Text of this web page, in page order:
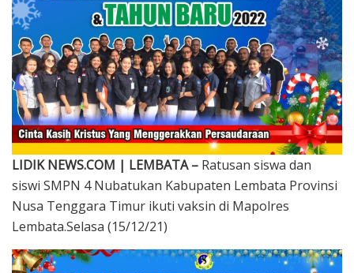
LIDIK NEWS.COM | LEMBATA – Ratusan siswa dan
siswi SMPN 4 Nubatukan Kabupaten Lembata Provinsi
Nusa Tenggara Timur ikuti vaksin di Mapolres
Lembata.Selasa (15/12/21)